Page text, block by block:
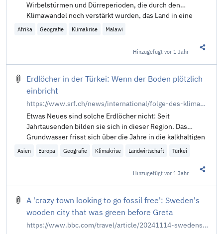
Wirbelstürmen und Dürreperioden, die durch den
Klimawandel noch verstärkt wurden, das Land in eine
unsichere Ernährungslage gebracht.
Afrika Geografie Klimakrise Malawi
Hinzugefügtvor 1 Jahr
Erdlöcher in der Türkei: Wenn der Boden plötzlich
einbricht
https://www.srf.ch/news/international/folge-des-klimawandels-wenn-der-boden-in-der-tuerkei-ploetzlich-einbricht
Etwas Neues sind solche Erdlöcher nicht: Seit
Jahrtausenden bilden sie sich in dieser Region. Das
Grundwasser frisst sich über die Jahre in die kalkhaltigen
Böden. Zieht sich das Wasser in einer Trockenphase
Grundwasserspiegel kontinuierlich, weil die Bauern ihre
Felder mit Wasser aus dem Boden bewässern. Und weil es
als Folge des Klimawandels immer seltener regnet, holen
sie immer mehr Wasser aus dem Boden.
Asien Europa Geografie Klimakrise Landwirtschaft Türkei
Hinzugefügtvor 1 Jahr
A 'crazy town looking to go fossil free': Sweden's
wooden city that was green before Greta
https://www.bbc.com/travel/article/20241114-swedens-wooden-city-that-was-green-before-greta